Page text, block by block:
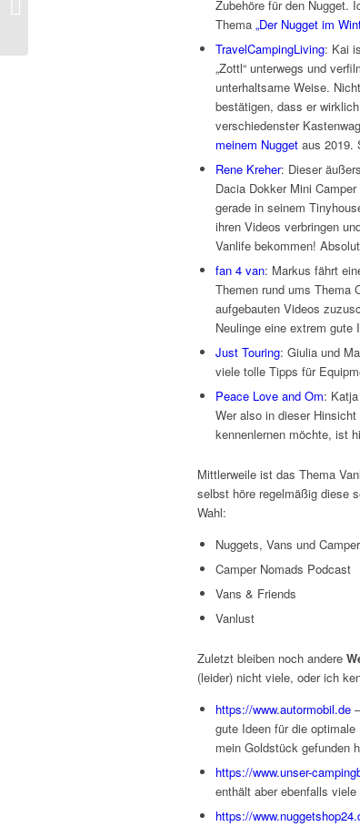
Zubehöre für den Nugget.
Thema „Der Nugget im
TravelCampingLiving: Kai
„Zottl“ unterwegs und
unterhaltsame Weise.
bestätigen, dass er
verschiedenster
meinem Nugget aus 2019.
Rene Kreher: Dieser
Dacia Dokker Mini
gerade in seinem
ihren Videos verbringen
Vanlife bekommen!
fan 4 van: Markus fährt
Themen rund ums Thema
aufgebauten Videos
Neulinge eine extrem gute
Just Touring: Giulia und
viele tolle Tipps für
Peace Love and Om:
Wer also in dieser
kennenlernen möchte, ist
Mittlerweile ist das Thema
selbst höre regelmäßig diese
Wahl:
Nuggets, Vans und
Camper Nomads Podcast
Vans & Friends
Vanlust
Zuletzt bleiben noch andere
(leider) nicht viele, oder ich
https://www.autormobil.de
gute Ideen für die
mein Goldstück gefunden
https://www.unser-
enthält aber ebenfalls
https://